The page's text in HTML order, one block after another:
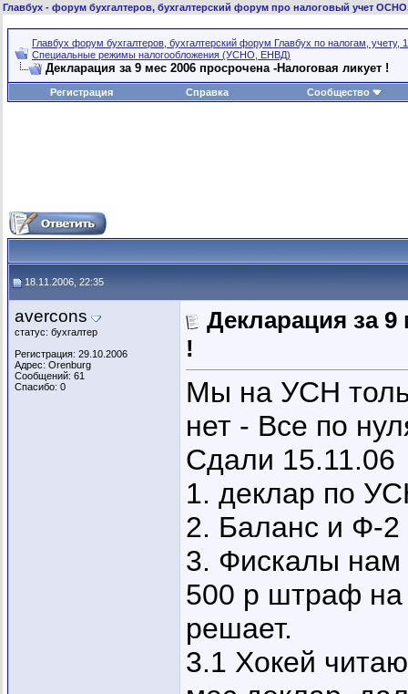
Главбух - форум бухгалтеров, бухгалтерский форум про налоговый учет
Главбух форум бухгалтеров, бухгалтерский форум Главбух по налогам, учету,
Специальные режимы налогообложения (УСНО, ЕНВД)
Декларация за 9 мес 2006 просрочена -Налоговая ликует !
Регистрация Справка Сообщество
18.11.2006, 22:35
avercons
статус: бухгалтер
Регистрация: 29.10.2006
Адрес: Orenburg
Сообщений: 61
Спасибо: 0
Декларация за 9
!
Мы на УСН
нет - Все по
Сдали 15.11.06
1. деклар по
2. Баланс и Ф-
3. Фискалы нам
500 р штраф
решает.
3.1 Хокей